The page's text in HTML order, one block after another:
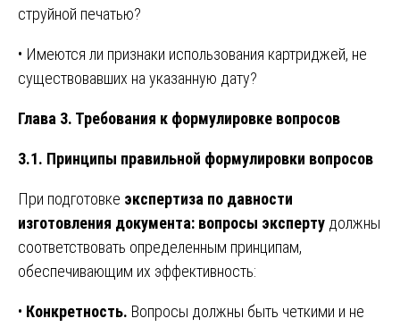
струйной печатью?
• Имеются ли признаки использования картриджей, не
существовавших на указанную дату?
Глава 3. Требования к формулировке вопросов
3.1. Принципы правильной формулировки вопросов
При подготовке экспертиза по давности
изготовления документа: вопросы эксперту должны
соответствовать определенным принципам,
обеспечивающим их эффективность:
• Конкретность. Вопросы должны быть четкими и не